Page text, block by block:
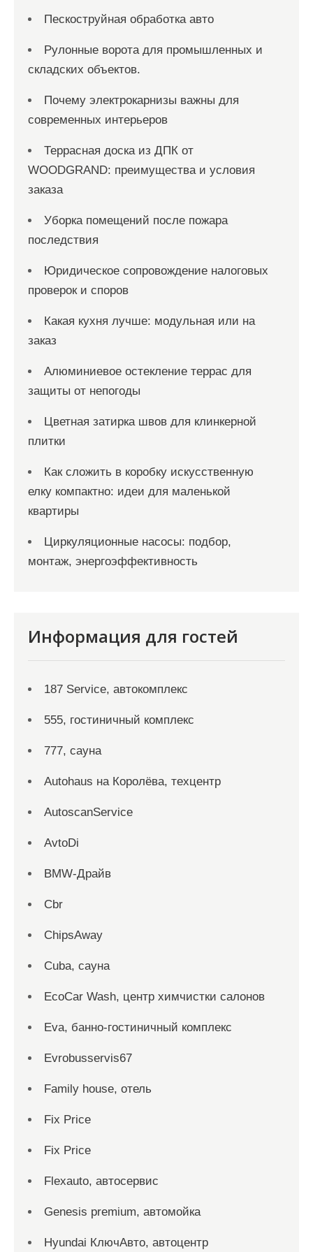
Пескоструйная обработка авто
Рулонные ворота для промышленных и
складских объектов.
Почему электрокарнизы важны для
современных интерьеров
Террасная доска из ДПК от
WOODGRAND: преимущества и условия
заказа
Уборка помещений после пожара
последствия
Юридическое сопровождение налоговых
проверок и споров
Какая кухня лучше: модульная или на
заказ
Алюминиевое остекление террас для
защиты от непогоды
Цветная затирка швов для клинкерной
плитки
Как сложить в коробку искусственную
елку компактно: идеи для маленькой
квартиры
Циркуляционные насосы: подбор,
монтаж, энергоэффективность
Информация для гостей
187 Service, автокомплекс
555, гостиничный комплекс
777, сауна
Autohaus на Королёва, техцентр
AutoscanService
AvtoDi
BMW-Драйв
Cbr
ChipsAway
Cuba, сауна
EcoCar Wash, центр химчистки салонов
Eva, банно-гостиничный комплекс
Evrobusservis67
Family house, отель
Fix Price
Fix Price
Flexauto, автосервис
Genesis premium, автомойка
Hyundai КлючАвто, автоцентр